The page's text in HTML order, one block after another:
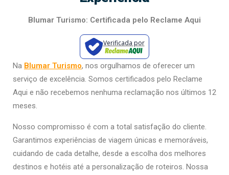
Blumar Turismo: Certificada pelo Reclame Aqui
Verificada por
Na Blumar Turismo, nos orgulhamos de oferecer um
serviço de excelência. Somos certificados pelo Reclame
Aqui e não recebemos nenhuma reclamação nos últimos 12
meses.
Nosso compromisso é com a total satisfação do cliente.
Garantimos experiências de viagem únicas e memoráveis,
cuidando de cada detalhe, desde a escolha dos melhores
destinos e hotéis até a personalização de roteiros. Nossa